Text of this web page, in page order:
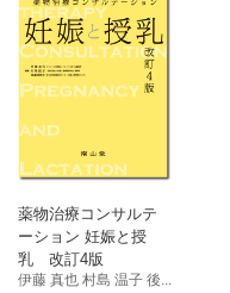
薬物治療コンサルテ
ーション 妊娠と授
乳 改訂4版
伊藤 真也 村島 温子 後...